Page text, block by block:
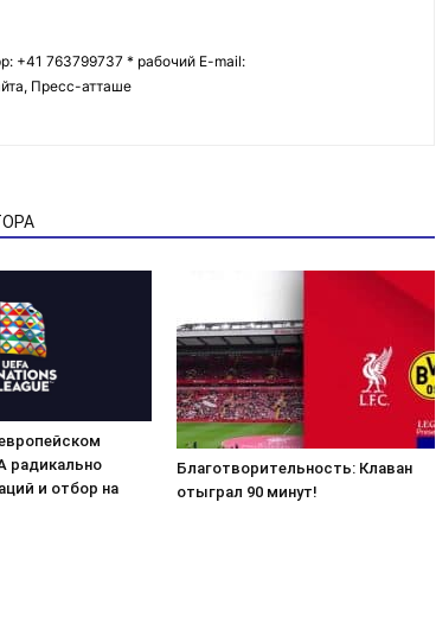
+41 763799737 * рабочий E-mail:
Пресс-атташе
радикально
и отбор на
Благотворительность: Клаван
отыграл 90 минут!